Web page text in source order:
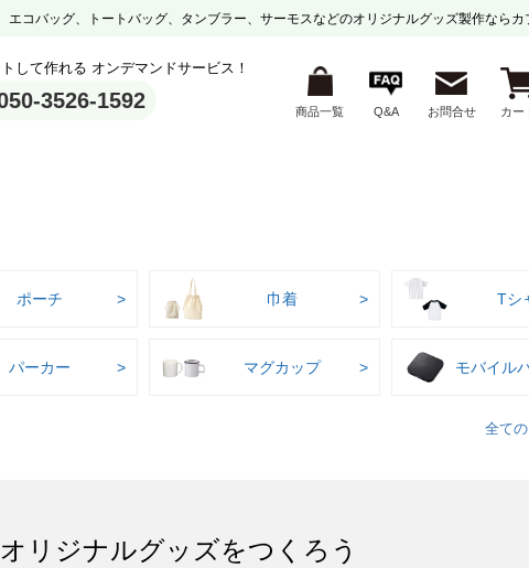
エコバッグ、トートバッグ、タンブラー、サーモスなどのオリジナルグッズ製作ならカ
して作れる オンデマンドサービス！
3526-1592 商品一覧 Q&A お問合せ カー
ポーチ 巾着 Tシ
パーカー マグカップ モバイル
全て
リジナルグッズをつくろう